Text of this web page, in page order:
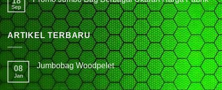
Sep
ARTIKEL TERBARU
08
Jan
Jumbobag Woodpelet